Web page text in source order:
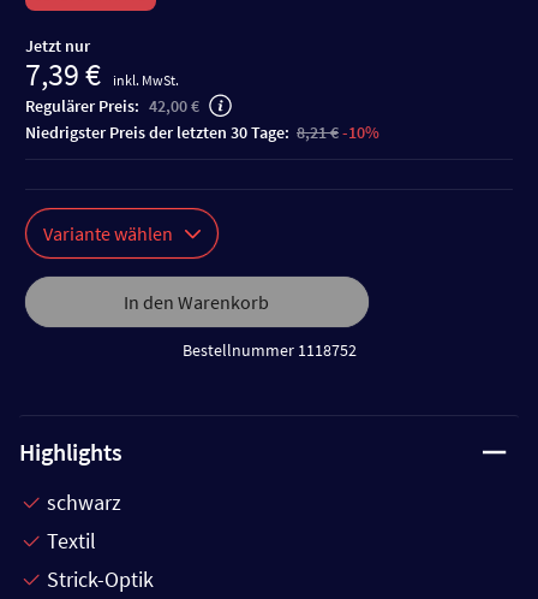
Jetzt nur
7,39 € inkl. MwSt.
Regulärer Preis: 42,00 €
niedrigster Preis der letzten 30 Tage: 8,21 €-10%
Variante wählen
In den Warenkorb
Bestellnummer 1118752
Highlights
schwarz
Textil
Strick-Optik